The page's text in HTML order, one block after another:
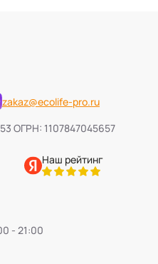
zakaz@ecolife-pro.ru
ОГРН: 1107847045657
Наш рейтинг
- 21:00